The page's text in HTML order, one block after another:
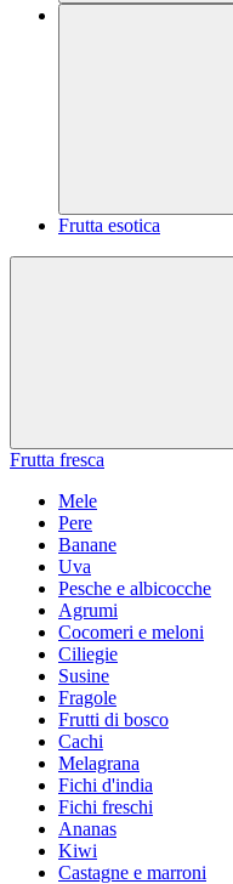
Frutta esotica
Frutta fresca
Mele
Pere
Banane
Uva
Pesche e albicocche
Agrumi
Cocomeri e meloni
Ciliegie
Susine
Fragole
Frutti di bosco
Cachi
Melagrana
Fichi d'india
Fichi freschi
Ananas
Kiwi
Castagne e marroni